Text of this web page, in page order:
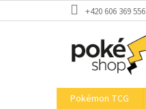
na
+420 606 369 556
Pokémon TCG